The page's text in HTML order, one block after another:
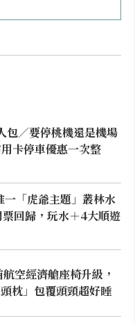
包／要停桃機還是機場
卡停車優惠一次整
一「虎爺主題」叢林水
回歸，玩水＋4大順遊
空經濟艙座椅升級，
枕」包覆頭頸超好睡